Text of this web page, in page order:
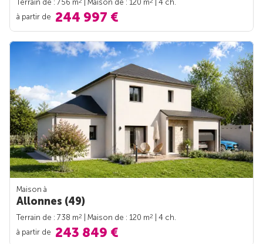
Terrain de : 756 m | Maison de : 120 m
| 4 ch.
à partir de 244 997 €
Maison à
Allonnes (49)
Terrain de : 738 m2 | Maison de : 120 m2
| 4 ch.
à partir de 243 849 €